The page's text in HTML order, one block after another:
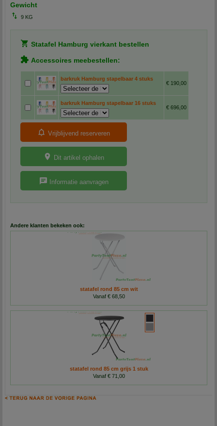
Gewicht
9 KG
Statafel Hamburg vierkant bestellen
Accessoires meebestellen:
barkruk Hamburg stapelbaar 4 stuks
€ 190,00
barkruk Hamburg stapelbaar 16 stuks
€ 696,00
Vrijblijvend reserveren
Dit artikel ophalen
Informatie aanvragen
Andere klanten bekeken ook:
statafel rond 85 cm wit
Vanaf € 68,50
statafel rond 85 cm grijs 1 stuk
Vanaf € 71,00